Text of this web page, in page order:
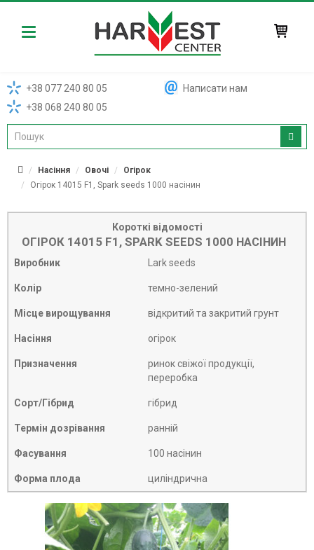
Harvest
+38 077 240 80 05
+38 068 240 80 05
Написати нам
Насіння Овочі
Огірок
Огірок 14015 F1, Spark seeds 1000 насінин
Короткі відомості
ОГІРОК 14015 F1, SPARK SEEDS 1000 НАСІНИН
Виробник Lark seeds
Колір темно-зелений
Місце вирощування відкритий та закритий грунт
Насіння огірок
Призначення
ринок свіжої продукції,
переробка
Сорт/Гібрид гібрид
Термін дозрівання ранній
Фасування 100 насінин
Форма плода циліндрична